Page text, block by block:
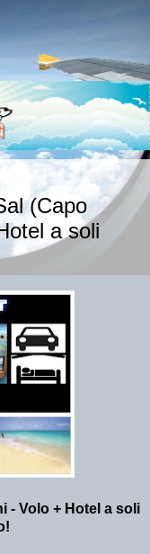
(Capo
a soli
- Volo + Hotel a soli